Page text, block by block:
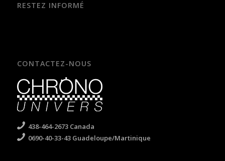
RESTEZ INFORMÉ
CONTACTEZ-NOUS
438-464-2673 Canada
0690-40-33-43 Guadeloupe/Martinique